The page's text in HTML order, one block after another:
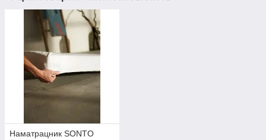
Наматрацник SONTO